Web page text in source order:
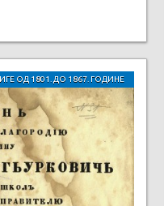
ОД 1801. ДО 1867. ГОДИНЕ